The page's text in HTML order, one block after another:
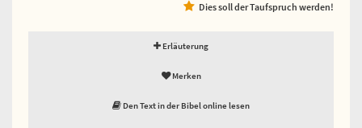
Dies soll der Taufspruch werden!
Erläuterung
Merken
Den Text in der Bibel online lesen